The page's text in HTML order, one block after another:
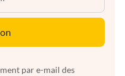
par e-mail des